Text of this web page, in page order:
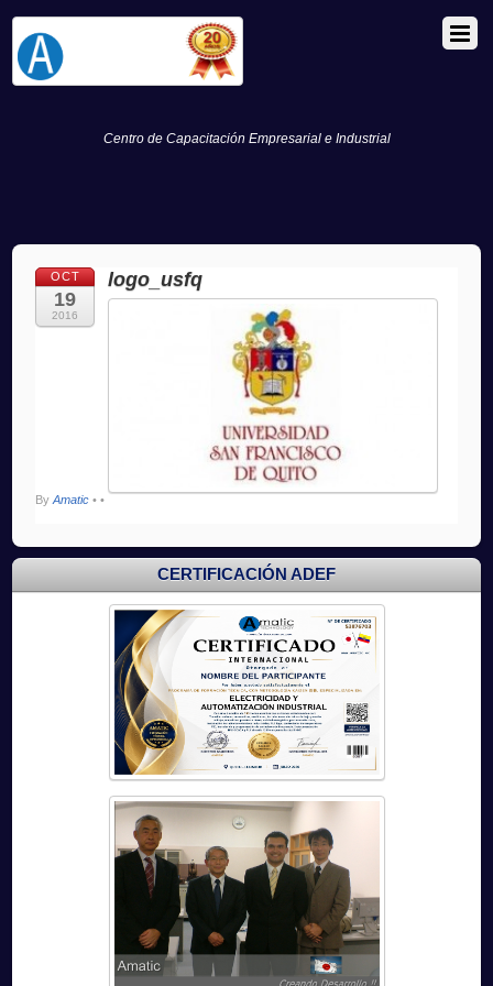
Centro de Capacitación Empresarial e Industrial
OCT
19
2016
logo_usfq
ByAmatic • •
CERTIFICACIÓN ADEF